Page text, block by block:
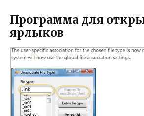
Программа для
ярлыков